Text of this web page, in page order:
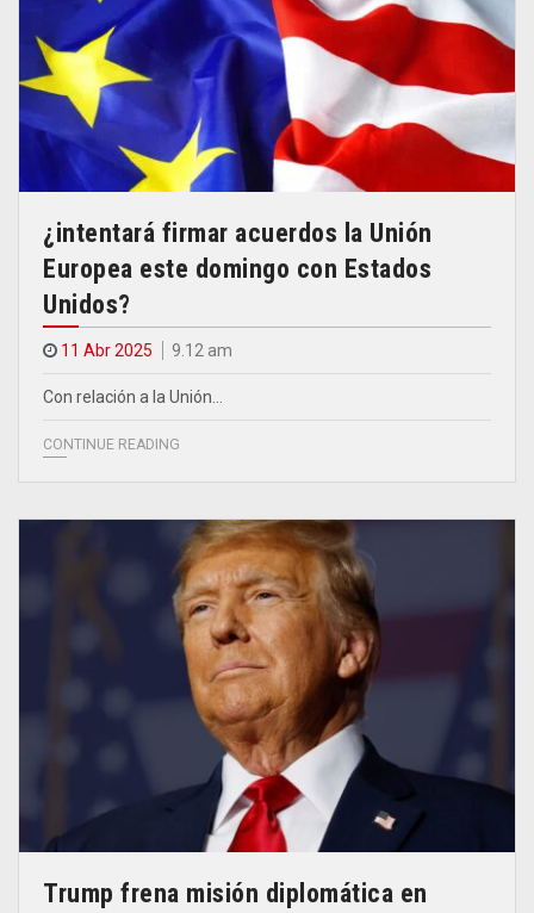
¿intentará firmar acuerdos la Unión
Europea este domingo con Estados
Unidos?
11 Abr 2025 9.12 am
Con relación a la Unión…
CONTINUE READING
Trump frena misión diplomática en